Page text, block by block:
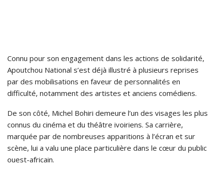
Connu pour son engagement dans les actions de solidarité,
Apoutchou National s’est déjà illustré à plusieurs reprises
par des mobilisations en faveur de personnalités en
difficulté, notamment des artistes et anciens comédiens.
De son côté, Michel Bohiri demeure l’un des visages les plus
connus du cinéma et du théâtre ivoiriens. Sa carrière,
marquée par de nombreuses apparitions à l’écran et sur
scène, lui a valu une place particulière dans le cœur du public
ouest-africain.